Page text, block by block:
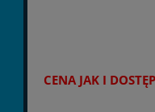
CENA JAK I